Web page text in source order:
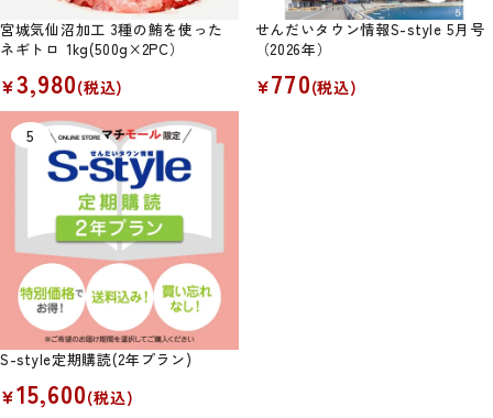
宮城気仙沼加工 3種の鮪を使った
ネギトロ 1kg(500g×2PC）
¥3,980(税込)
せんだいタウン情報S-style 5月号
（2026年）
¥770(税込)
S-style定期購読(2年プラン)
¥15,600(税込)